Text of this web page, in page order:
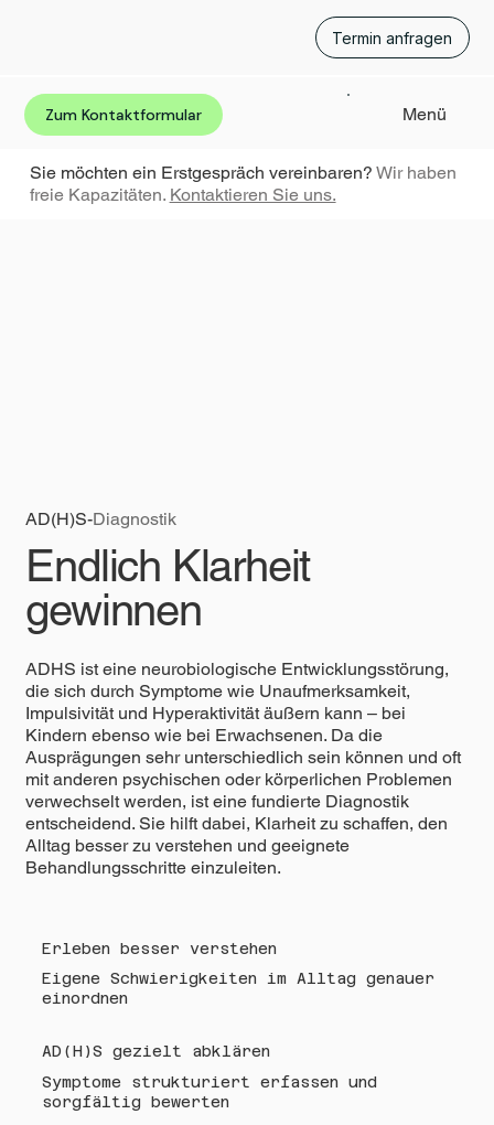
Termin anfragen
Menü
Zum Kontaktformular
Sie möchten ein Erstgespräch vereinbaren? Wir haben
freie Kapazitäten. Kontaktieren Sie uns.
AD(H)S-Diagnostik
Endlich Klarheit
gewinnen
ADHS ist eine neurobiologische Entwicklungsstörung,
die sich durch Symptome wie Unaufmerksamkeit,
Impulsivität und Hyperaktivität äußern kann – bei
Kindern ebenso wie bei Erwachsenen. Da die
Ausprägungen sehr unterschiedlich sein können und oft
mit anderen psychischen oder körperlichen Problemen
verwechselt werden, ist eine fundierte Diagnostik
entscheidend. Sie hilft dabei, Klarheit zu schaffen, den
Alltag besser zu verstehen und geeignete
Behandlungsschritte einzuleiten.
Erleben besser verstehen
Eigene Schwierigkeiten im Alltag genauer
einordnen
AD(H)S gezielt abklären
Symptome strukturiert erfassen und
sorgfältig bewerten